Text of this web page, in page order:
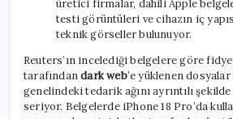
üretici firmalar, dahili Apple
testi görüntüleri ve cihazın iç
teknik görseller bulunuyor.
Reuters’ın incelediği belgelere göre fidye
tarafındandark web’e yüklenen dosyalar
genelindeki tedarik ağını ayrıntılı
seriyor. Belgelerde iPhone 18 Pro’da